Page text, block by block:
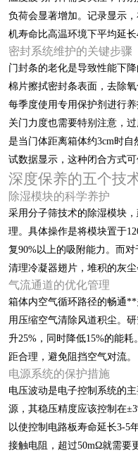
负荷会显著增加。记录显示
机寿命比高温环境下平均延长
密封系统维护的关键步骤
门封条的老化是导致性能下降
棉片擦拭密封条表面，去除
每季度使用专用保护剂进行养护
关门力度也需要特别注意
是当门体距离箱体约3cm时自然闭
试数据显示，这种闭合方式可
深度保养的五个技
除湿模块的科学养护
采用分子筛技术的除湿模块
理。具体操作是将模块置于
复90%以上的吸附能力。而
清理冷凝器翅片，堆积的灰尘
气流通道的优化管理
箱体内空气循环路径的畅通**关
用压缩空气清除风道积尘。
升25%，同时降低15%的能耗
距合理，避免阻挡空气对流。
电源系统的保护措施
电压波动是电子控制系统的主
源，其稳压精度应该控制在
以使控制电路板寿命延长3-5年
接触电阻，超过50mΩ就需要更